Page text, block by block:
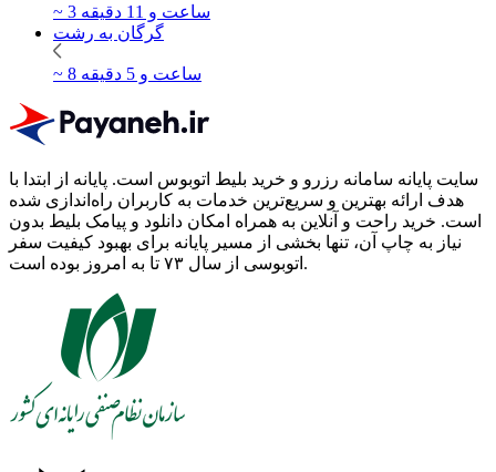
~ 3 ساعت و 11 دقیقه
گرگان به رشت
~ 8 ساعت و 5 دقیقه
سایت پایانه سامانه رزرو و خرید بلیط اتوبوس است. پایانه از ابتدا با
هدف ارائه بهترین و سریع‌ترین خدمات به کاربران راه‌اندازی شده
است. خرید راحت و آنلاین به همراه امکان دانلود و پیامک بلیط بدون
نیاز به چاپ آن، تنها بخشی از مسیر پایانه برای بهبود کیفیت سفر
اتوبوسی از سال ۷۳ تا به امروز بوده است.